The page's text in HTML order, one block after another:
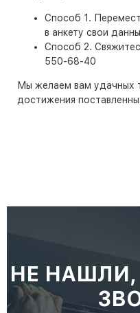
Способ 1.
в анкету свои
Способ 2.
550-68-40
Мы желаем вам удачных
достижения
НЕ НАШЛИ,